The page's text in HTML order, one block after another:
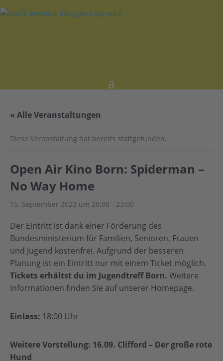
« Alle Veranstaltungen
Diese Veranstaltung hat bereits stattgefunden.
Open Air Kino Born: Spiderman –
No Way Home
15. September 2023 um 20:00 - 23:00
Der Eintritt ist dank einer Förderung des
Bundesministerium für Familien, Senioren, Frauen
und Jugend kostenfrei. Aufgrund der besseren
Planung ist ein Eintritt nur mit einem Ticket möglich.
Tickets erhältst du im Jugendtreff Born. Weitere
Informationen finden Sie auf unserer Homepage.
Einlass: 18:00 Uhr
Weitere Vorstellung: 16.09. Clifford – Der große rote
Hund